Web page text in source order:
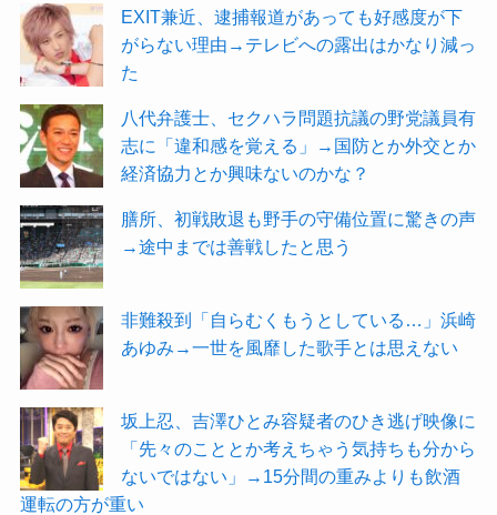
EXIT兼近、逮捕報道があっても好感度が下
がらない理由→テレビへの露出はかなり減っ
た
八代弁護士、セクハラ問題抗議の野党議員有
志に「違和感を覚える」→国防とか外交とか
経済協力とか興味ないのかな？
膳所、初戦敗退も野手の守備位置に驚きの声
→途中までは善戦したと思う
非難殺到「自らむくもうとしている…」浜崎
あゆみ→一世を風靡した歌手とは思えない
坂上忍、吉澤ひとみ容疑者のひき逃げ映像に
「先々のこととか考えちゃう気持ちも分から
ないではない」→15分間の重みよりも飲酒
運転の方が重い